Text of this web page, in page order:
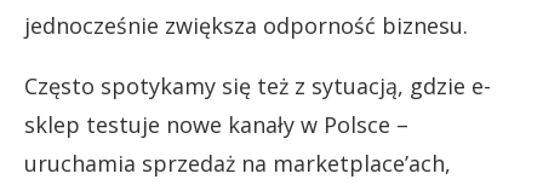
jednocześnie zwiększa odporność biznesu.
Często spotykamy się też z sytuacją, gdzie e-
sklep testuje nowe kanały w Polsce –
uruchamia sprzedaż na marketplace’ach,